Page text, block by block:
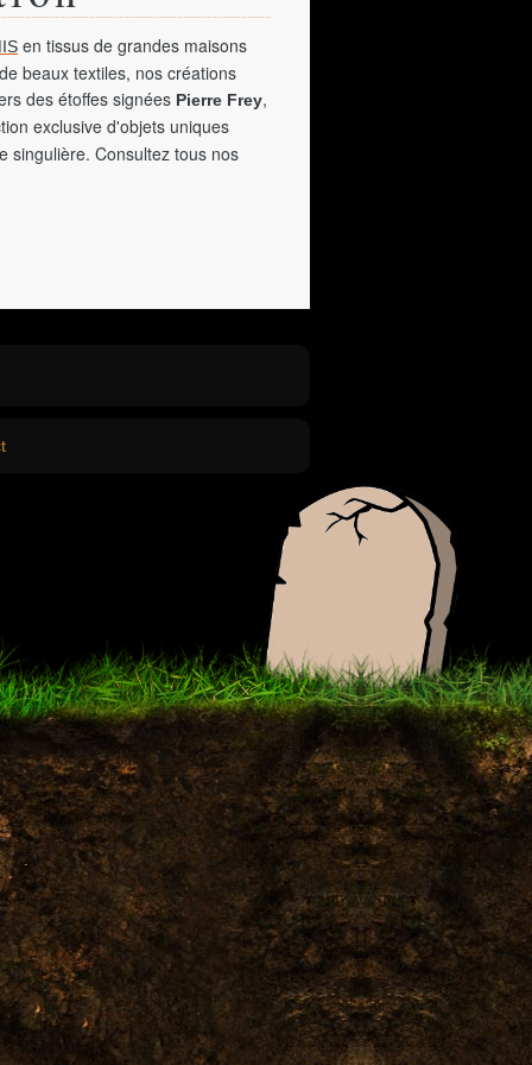
en tissus de grandes maisons
beaux textiles, nos créations
des étoffes signées Pierre Frey,
exclusive d'objets uniques
singulière. Consultez tous nos